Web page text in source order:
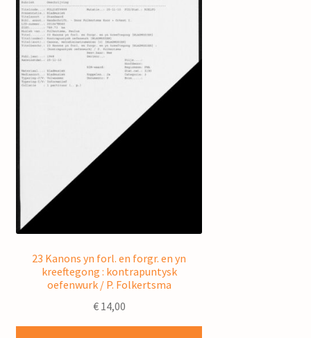
23 Kanons yn forl. en forgr. en yn
kreeftegong : kontrapuntysk
oefenwurk / P. Folkertsma
€14,00